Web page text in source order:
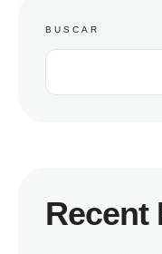
BUSCAR
Recent